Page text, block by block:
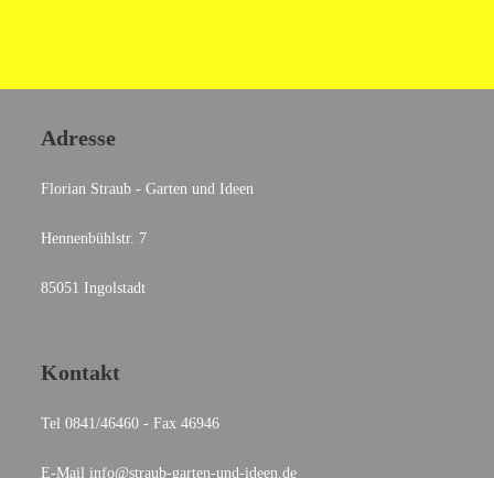
Adresse
Florian Straub - Garten und Ideen
Hennenbühlstr. 7
85051 Ingolstadt
Kontakt
Tel 0841/46460 - Fax 46946
E-Mail info@straub-garten-und-ideen.de